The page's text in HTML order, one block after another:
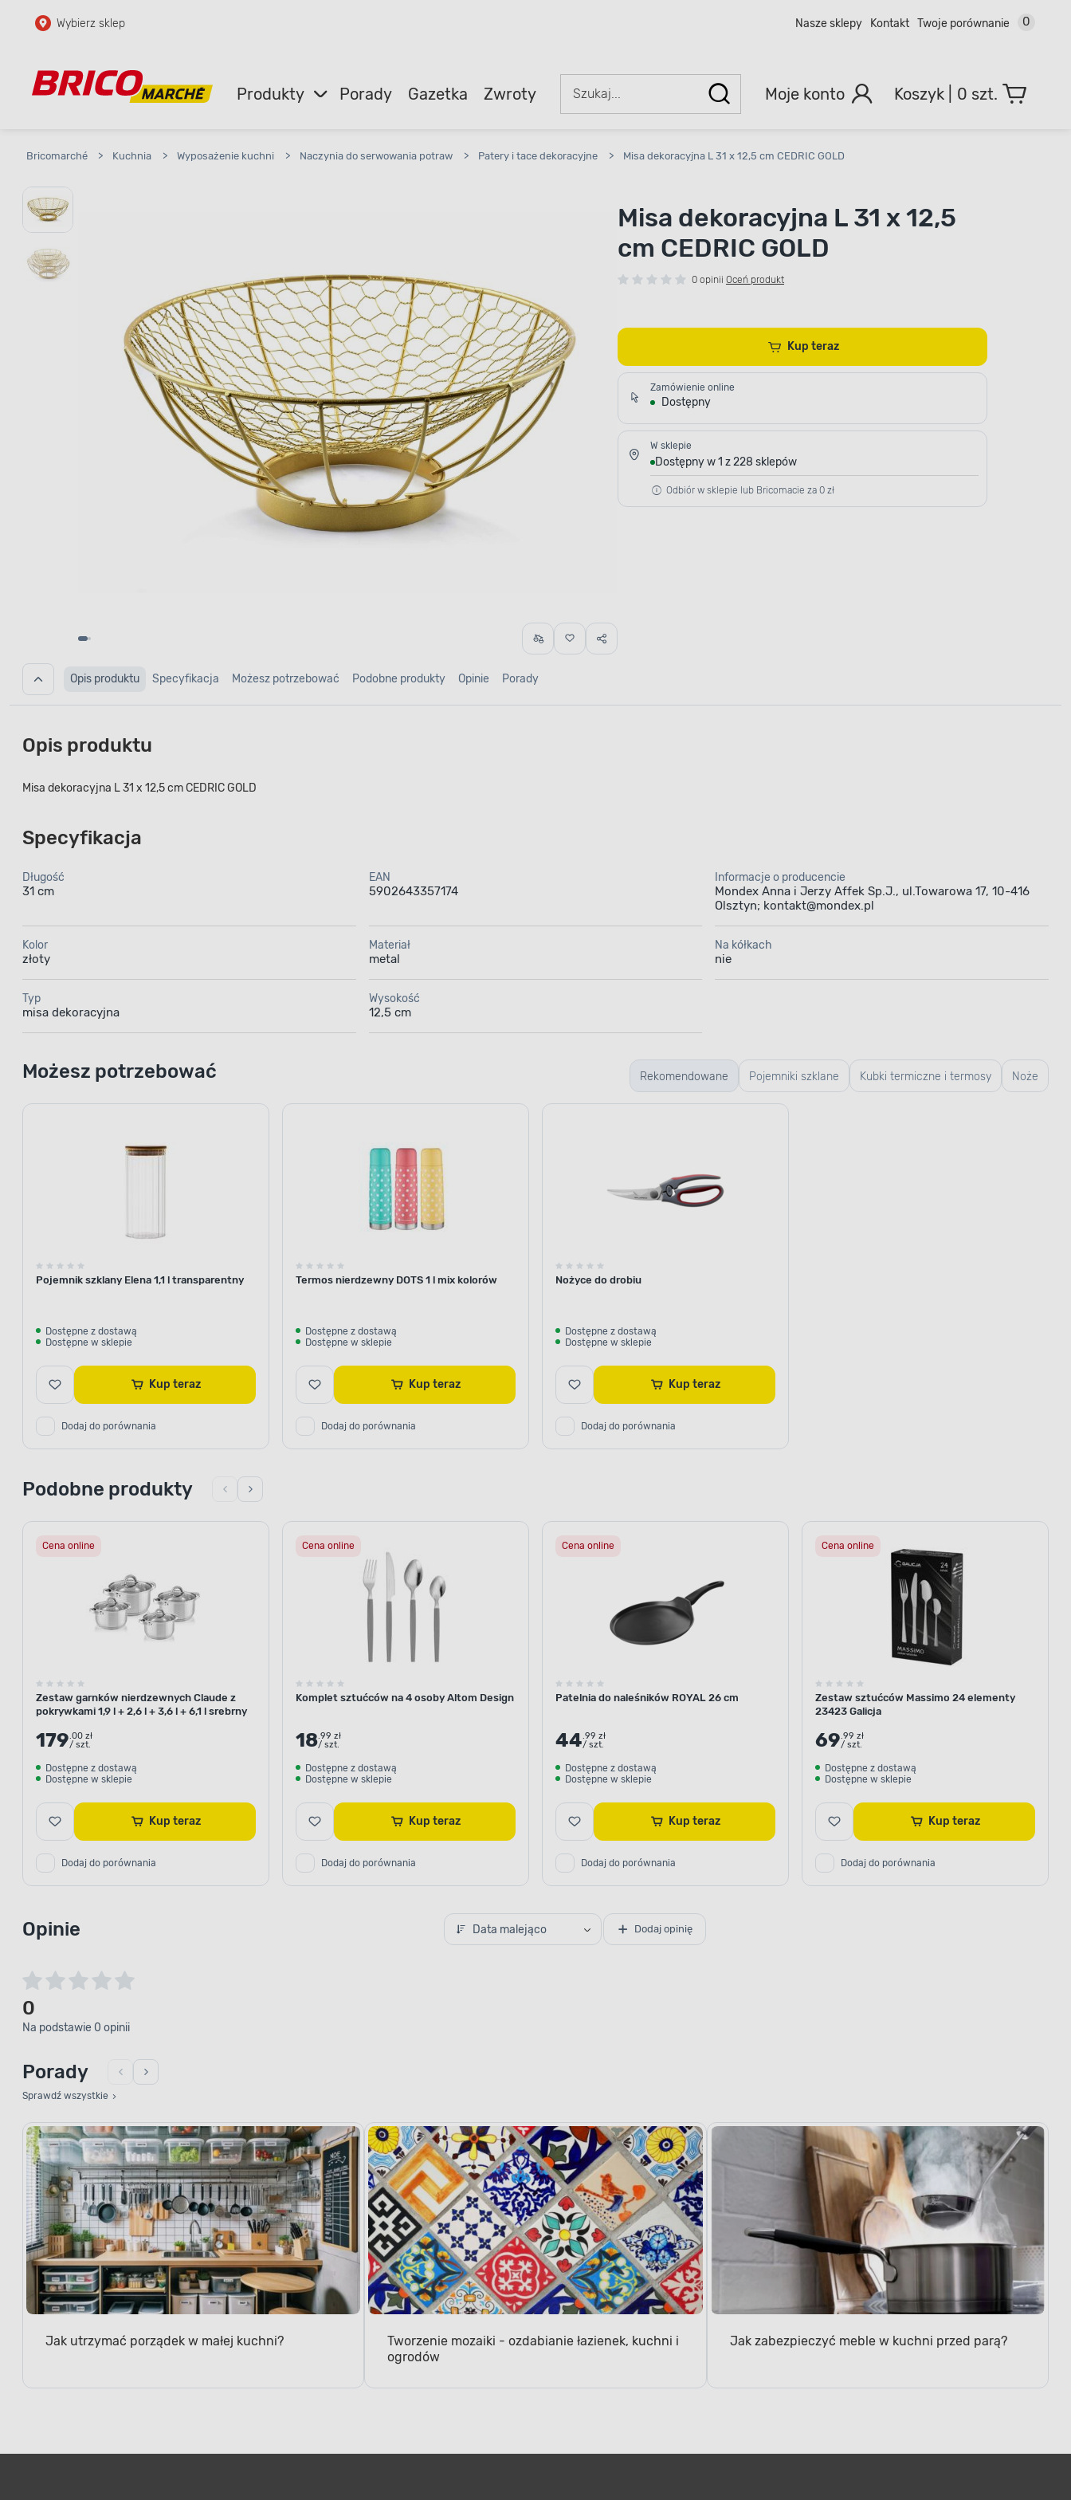
Przejdź do głównej zawartości
Przejdź do wyszukiwarki
Wybierz sklep Nasze sklepy Kontakt Twoje porównanie 0
Produkty Porady Gazetka Zwroty Moje konto 0 szt.
Bricomarché > Kuchnia > Wyposażenie kuchni > Naczynia do serwowania potraw > Patery i tace dekoracyjne > Misa dekoracyjna L 31 x 12,5 cm CEDRIC GOLD
Misa dekoracyjna L 31 x 12,5
cm CEDRIC GOLD
0 opinii Oceń produkt
Kup teraz
Zamówienie online
Dostępny
W sklepie
Dostępny w 1 z 228 sklepów
Odbiór w sklepie lub Bricomacie za 0 zł
Opis produktu Specyfikacja Możesz potrzebować Podobne produkty Opinie Porady
Opis produktu
Misa dekoracyjna L 31 x 12,5 cm CEDRIC GOLD
Specyfikacja
Długość
31 cm
EAN
5902643357174
Informacje o producencie
Mondex Anna i Jerzy Affek Sp.J., ul.Towarowa 17, 10-416
Olsztyn; kontakt@mondex.pl
Kolor
złoty
Materiał
metal
Na kółkach
nie
Typ
misa dekoracyjna
Wysokość
12,5 cm
Rekomendowane Pojemniki szklane Kubki termiczne i termosy Noże
Możesz potrzebować
Pojemnik szklany Elena 1,1 l transparentny
Dostępne z dostawą
Dostępne w sklepie
Kup teraz
Dodaj do porównania
Termos nierdzewny DOTS 1 l mix kolorów
Dostępne z dostawą
Dostępne w sklepie
Kup teraz
Dodaj do porównania
Nożyce do drobiu
Dostępne z dostawą
Dostępne w sklepie
Kup teraz
Dodaj do porównania
Podobne produkty
Cena online
Zestaw garnków nierdzewnych Claude z
pokrywkami 1,9 l + 2,6 l + 3,6 l + 6,1 l srebrny
179.00 zł
/ szt.
Dostępne z dostawą
Dostępne w sklepie
Kup teraz
Dodaj do porównania
Cena online
Komplet sztućców na 4 osoby Altom Design
18.99 zł
/ szt.
Dostępne z dostawą
Dostępne w sklepie
Kup teraz
Dodaj do porównania
Cena online
Patelnia do naleśników ROYAL 26 cm
44.99 zł
/ szt.
Dostępne z dostawą
Dostępne w sklepie
Kup teraz
Dodaj do porównania
Cena online
Zestaw sztućców Massimo 24 elementy
23423 Galicja
69.99 zł
/ szt.
Dostępne z dostawą
Dostępne w sklepie
Kup teraz
Dodaj do porównania
Opinie Data malejąco Dodaj opinię
0
Na podstawie 0 opinii
Porady
Sprawdź wszystkie
Jak utrzymać porządek w małej kuchni?
Tworzenie mozaiki - ozdabianie łazienek, kuchni i
ogrodów
Jak zabezpieczyć meble w kuchni przed parą?